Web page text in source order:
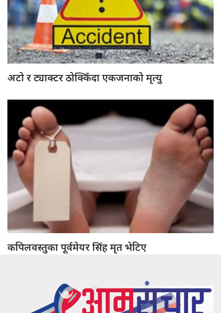
अटो र ट्याक्टर ठोक्किँदा एकजनाको मृत्यु
कपिलवस्तुका पूर्वमेयर सिंह मृत भेटिए